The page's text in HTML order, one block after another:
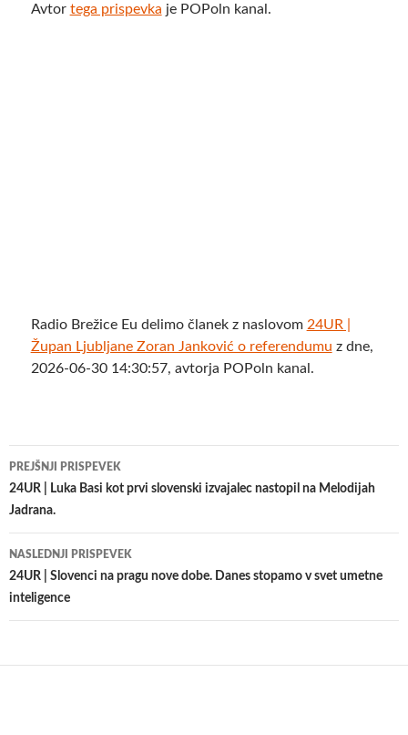
Avtor tega prispevka je POPoln kanal.
Radio Brežice Eu delimo članek z naslovom 24UR |
Župan Ljubljane Zoran Janković o referendumu z dne,
2026-06-30 14:30:57, avtorja POPoln kanal.
Krmarjenje
po
PREJŠNJI PRISPEVEK
24UR | Luka Basi kot prvi slovenski izvajalec nastopil na Melodijah
Jadrana.
NASLEDNJI PRISPEVEK
24UR | Slovenci na pragu nove dobe. Danes stopamo v svet umetne
inteligence